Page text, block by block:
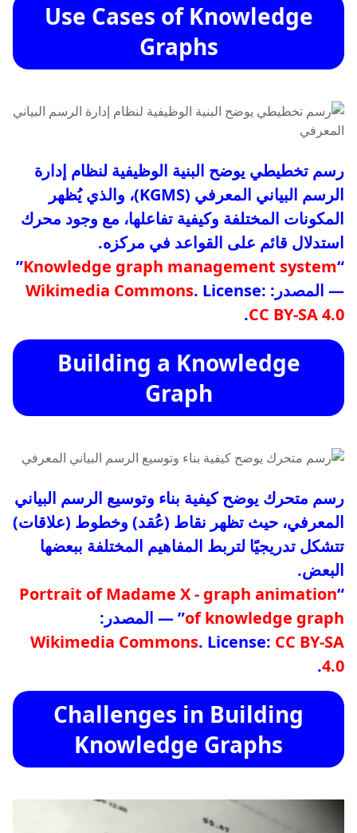
Use Cases of Knowledge
Graphs
رسم تخطيطي يوضح البنية الوظيفية لنظام إدارة
الرسم البياني المعرفي (KGMS)، والذي يُظهر
المكونات المختلفة وكيفية تفاعلها، مع وجود محرك
استدلال قائم على القواعد في مركزه.
“
Knowledge graph management system
”
— المصدر:
Wikimedia Commons. License:
CC BY-SA 4.0
.
Building a Knowledge
Graph
رسم متحرك يوضح كيفية بناء وتوسيع الرسم البياني
المعرفي، حيث تظهر نقاط (عُقد) وخطوط (علاقات)
تتشكل تدريجيًا لتربط المفاهيم المختلفة ببعضها
البعض.
“
Portrait of Madame X - graph animation
of knowledge graph” — المصدر:
Wikimedia Commons. License: CC BY-SA
4.0
.
Challenges in Building
Knowledge Graphs